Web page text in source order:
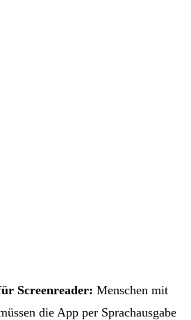
Screenreader: Menschen mit
die App per Sprachausgabe